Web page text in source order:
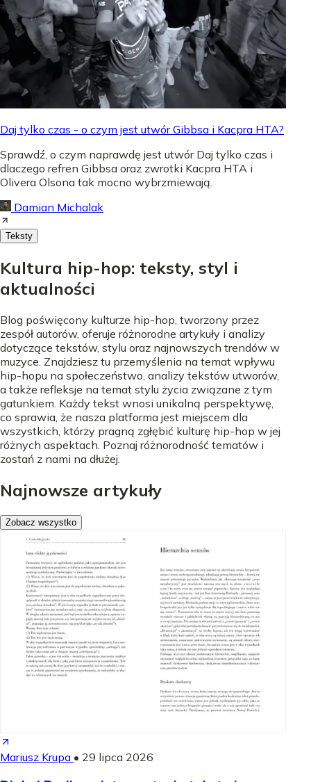
Daj tylko czas - o czym jest utwór Gibbsa i Kacpra HTA?
Sprawdź, o czym naprawdę jest utwór Daj tylko czas i
dlaczego refren Gibbsa oraz zwrotki Kacpra HTA i
Olivera Olsona tak mocno wybrzmiewają.
Damian Michalak
Teksty
Kultura hip-hop: teksty, styl i
aktualności
Blog poświęcony kulturze hip-hop, tworzony przez
zespół autorów, oferuje różnorodne artykuły i analizy
dotyczące tekstów, stylu oraz najnowszych trendów w
muzyce. Znajdziesz tu przemyślenia na temat wpływu
hip-hopu na społeczeństwo, analizy tekstów utworów,
a także refleksje na temat stylu życia związane z tym
gatunkiem. Każdy tekst wnosi unikalną perspektywę,
co sprawia, że nasza platforma jest miejscem dla
wszystkich, którzy pragną zgłębić kulturę hip-hop w jej
różnych aspektach. Poznaj różnorodność tematów i
zostań z nami na dłużej.
Najnowsze artykuły
Zobacz wszystko
Mariusz Krupa • 29 lipca 2026